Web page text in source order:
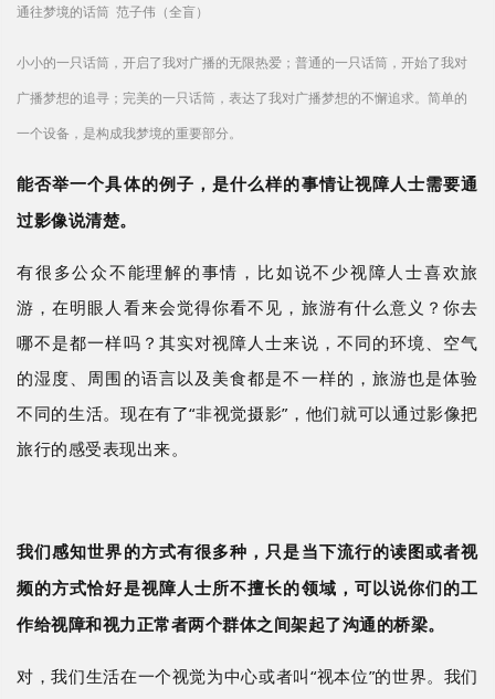
通往梦境的话筒 范子伟（全盲）
小小的一只话筒，开启了我对广播的无限热爱；普通的一只话筒，开始了我对
广播梦想的追寻；完美的一只话筒，表达了我对广播梦想的不懈追求。简单的
一个设备，是构成我梦境的重要部分。
能否举一个具体的例子，是什么样的事情让视障人士需要通
过影像说清楚。
有很多公众不能理解的事情，比如说不少视障人士喜欢旅
游，在明眼人看来会觉得你看不见，旅游有什么意义？你去
哪不是都一样吗？其实对视障人士来说，不同的环境、空气
的湿度、周围的语言以及美食都是不一样的，旅游也是体验
不同的生活。现在有了“非视觉摄影”，他们就可以通过影像把
旅行的感受表现出来。
我们感知世界的方式有很多种，只是当下流行的读图或者视
频的方式恰好是视障人士所不擅长的领域，可以说你们的工
作给视障和视力正常者两个群体之间架起了沟通的桥梁。
对，我们生活在一个视觉为中心或者叫“视本位”的世界。我们